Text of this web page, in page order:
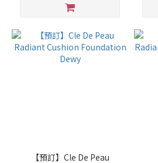
【預訂】Cle De Peau